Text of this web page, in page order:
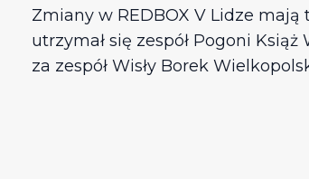
Zmiany w REDBOX V Lidze
utrzymał się zespół Pogoni
za zespół Wisły Borek